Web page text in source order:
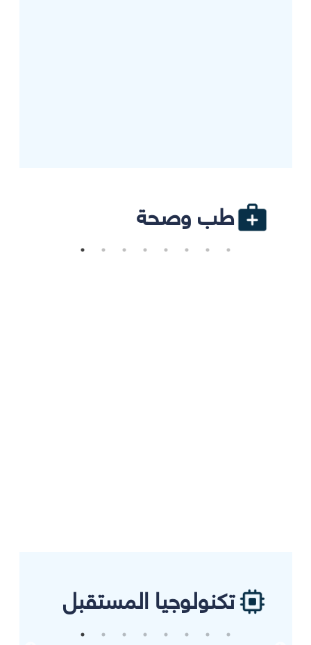
طب وصحة
تكنولوجيا المستقبل